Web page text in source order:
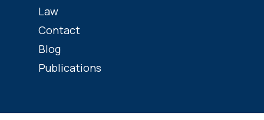
Law
Contact
Blog
Publications